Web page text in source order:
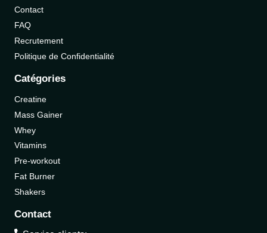
Contact
FAQ
Recrutement
Politique de Confidentialité
Catégories
Creatine
Mass Gainer
Whey
Vitamins
Pre-workout
Fat Burner
Shakers
Contact